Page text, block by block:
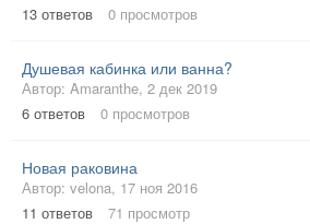
13 ответов 0 просмотров
Душевая кабинка или ванна?
Автор: Amaranthe, 2 дек 2019
6 ответов 0 просмотров
Новая раковина
Автор: velona, 17 ноя 2016
11 ответов 71 просмотр